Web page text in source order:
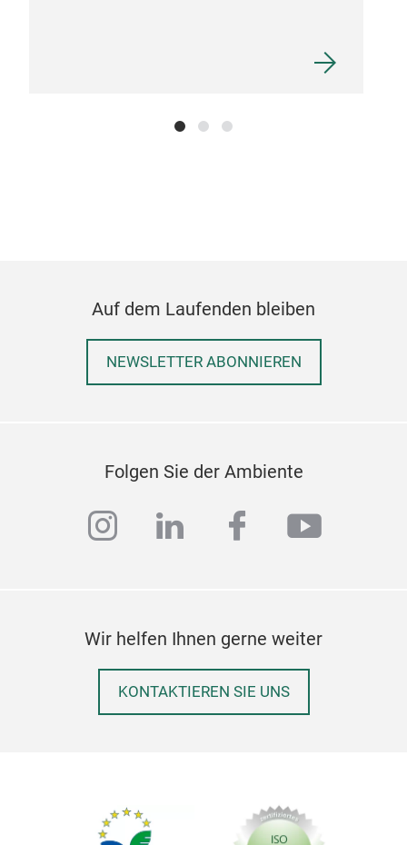
Auf dem Laufenden bleiben
NEWSLETTER ABONNIEREN
Folgen Sie der Ambiente
instagram
linkedinfacebook
Wir helfen Ihnen gerne weiter
KONTAKTIEREN SIE UNS